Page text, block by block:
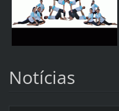
Notícias